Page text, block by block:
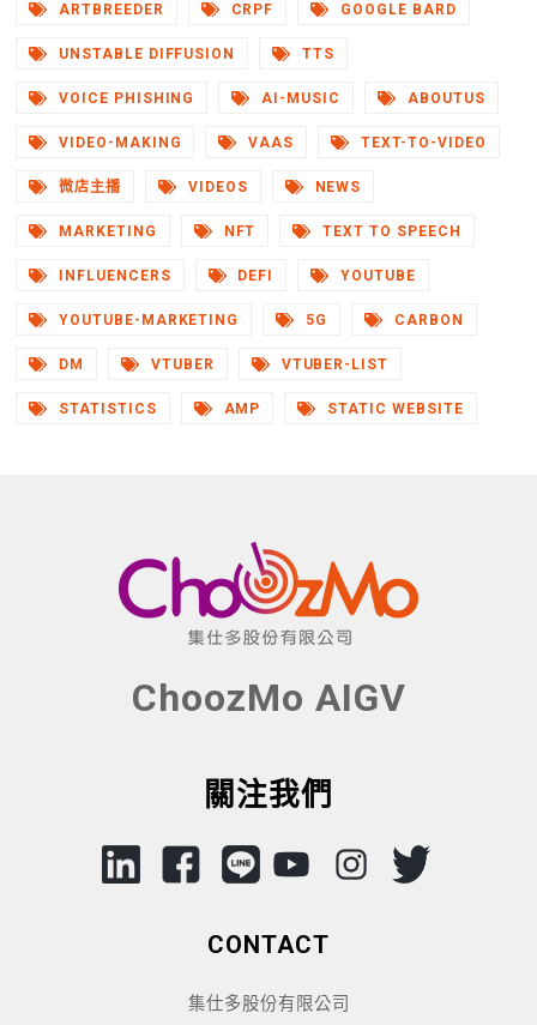
ARTBREEDER CRPF GOOGLE BARD
UNSTABLE DIFFUSION TTS
VOICE PHISHING AI-MUSIC ABOUTUS
VIDEO-MAKING VAAS TEXT-TO-VIDEO
微店主播 VIDEOS NEWS
MARKETING NFT TEXT TO SPEECH
INFLUENCERS DEFI YOUTUBE
YOUTUBE-MARKETING 5G CARBON
DM VTUBER VTUBER-LIST
STATISTICS AMP STATIC WEBSITE
ChoozMo AIGV
關注我們
CONTACT
集仕多股份有限公司